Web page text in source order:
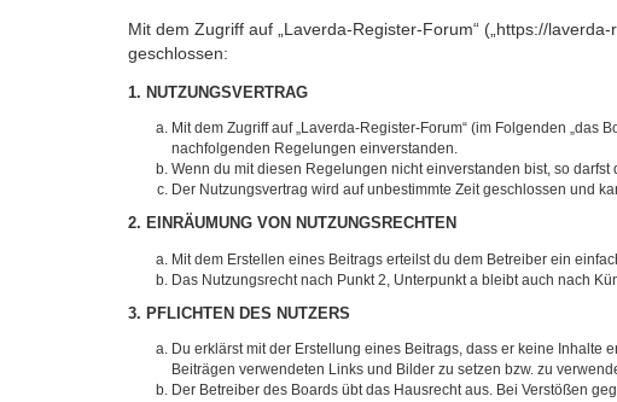
Mit dem Zugriff auf „Laverda-Register-Forum“ („https://
geschlossen:
1. NUTZUNGSVERTRAG
Mit dem Zugriff auf „Laverda-Register-Forum“ (im Folgenden „das
nachfolgenden Regelungen einverstanden.
Wenn du mit diesen Regelungen nicht einverstanden bist, so
Der Nutzungsvertrag wird auf unbestimmte Zeit geschlossen und
2. EINRÄUMUNG VON NUTZUNGSRECHTEN
Mit dem Erstellen eines Beitrags erteilst du dem Betreiber ein
Das Nutzungsrecht nach Punkt 2, Unterpunkt a bleibt auch nach
3. PFLICHTEN DES NUTZERS
Du erklärst mit der Erstellung eines Beitrags, dass er keine
Beiträgen verwendeten Links und Bilder zu setzen bzw. zu
Der Betreiber des Boards übt das Hausrecht aus. Bei Verstößen